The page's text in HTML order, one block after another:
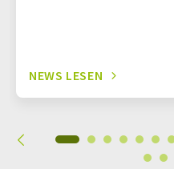
NEWS LESEN